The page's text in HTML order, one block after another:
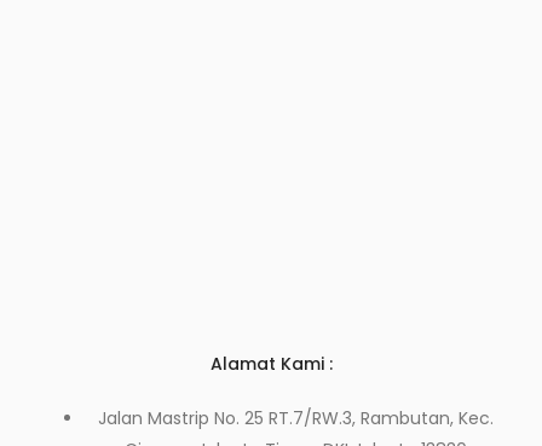
Alamat Kami :
Jalan Mastrip No. 25 RT.7/RW.3, Rambutan, Kec.